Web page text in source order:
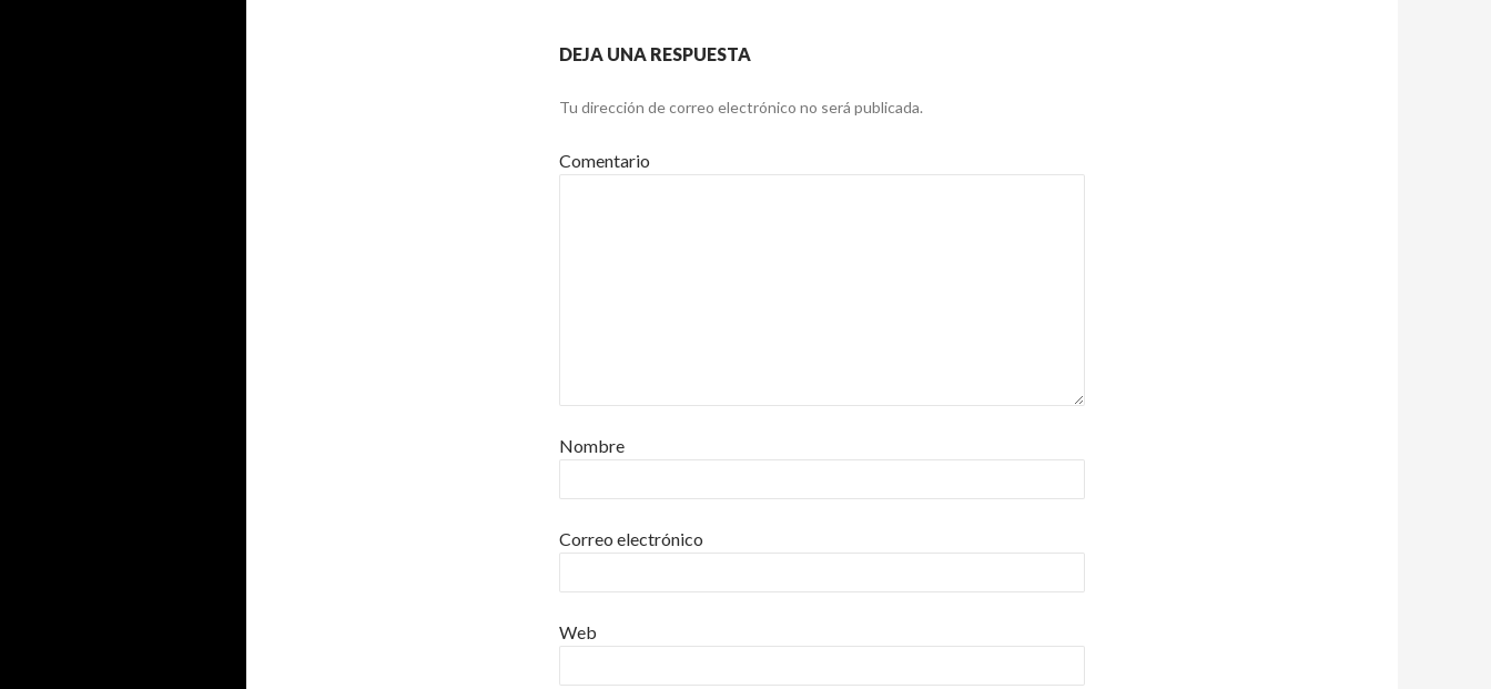
DEJA UNA RESPUESTA
Tu dirección de correo electrónico no será publicada.
Comentario
Nombre
Correo electrónico
Web